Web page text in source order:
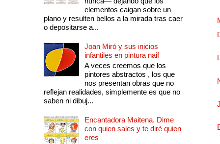
elementos caigan sobre un
plano y resulten bellos a la mirada tras caer
o depositarse a...
Joan Miró y sus inicios
infantiles en pintura naif
A veces creemos que los
pintores abstractos , los que
nos presentan obras que no
reflejan realidades, simplemente es que no
saben ni dibuj...
Encantadora Maitena. Dime
con quien sales y te diré quien
eres